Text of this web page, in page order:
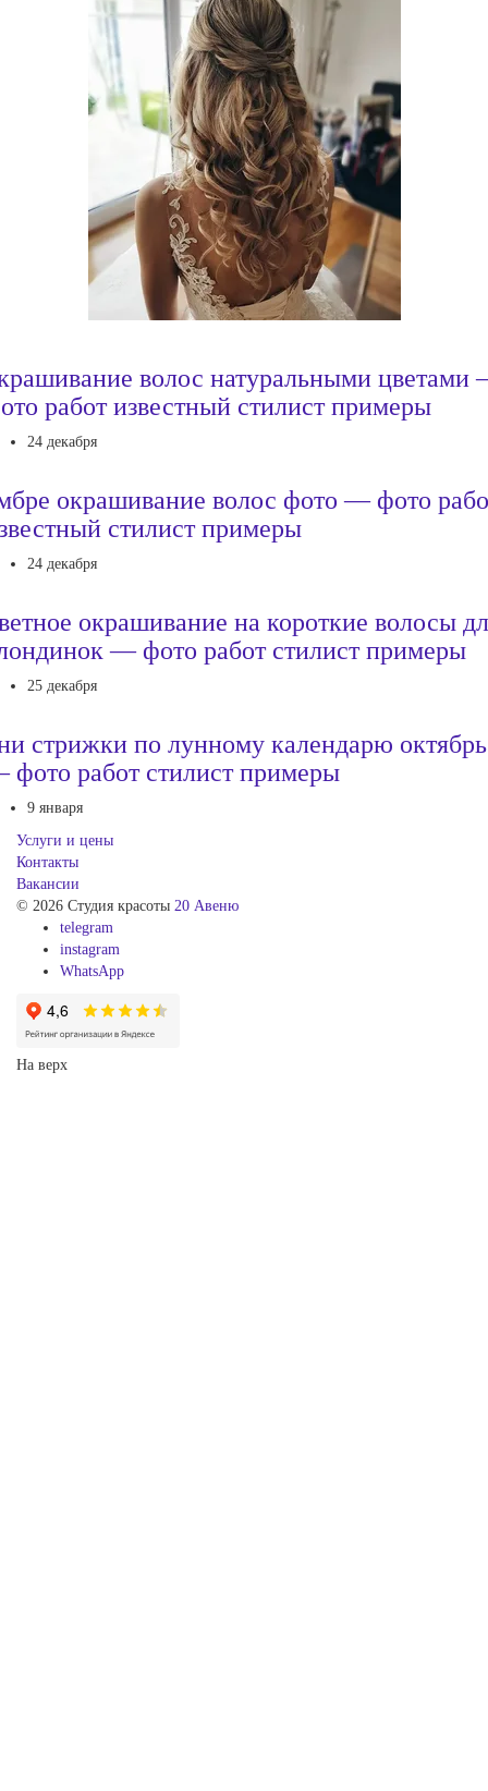
волос натуральными цветами
работ известный стилист примеры
24 декабря
окрашивание волос фото — фото
стилист примеры
24 декабря
окрашивание на короткие волосы
— фото работ стилист примеры
25 декабря
стрижки по лунному календарю октябрь
работ стилист примеры
9 января
Услуги и цены
Контакты
Вакансии
© 2026 Студия красоты 20 Авеню
telegram
instagram
WhatsApp
На верх